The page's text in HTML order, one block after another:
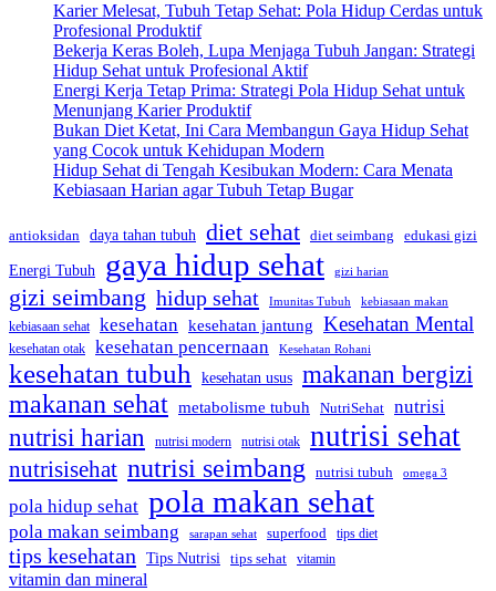
Karier Melesat, Tubuh Tetap Sehat: Pola Hidup Cerdas untuk
Profesional Produktif
Bekerja Keras Boleh, Lupa Menjaga Tubuh Jangan: Strategi
Hidup Sehat untuk Profesional Aktif
Energi Kerja Tetap Prima: Strategi Pola Hidup Sehat untuk
Menunjang Karier Produktif
Bukan Diet Ketat, Ini Cara Membangun Gaya Hidup Sehat
yang Cocok untuk Kehidupan Modern
Hidup Sehat di Tengah Kesibukan Modern: Cara Menata
Kebiasaan Harian agar Tubuh Tetap Bugar
antioksidan daya tahan tubuh diet sehat diet seimbang edukasi gizi
Energi Tubuh gaya hidup sehat gizi harian
gizi seimbang hidup sehat Imunitas Tubuh kebiasaan makan
kebiasaan sehat kesehatan kesehatan jantung Kesehatan Mental
kesehatan otak kesehatan pencernaan Kesehatan Rohani
kesehatan tubuh kesehatan usus makanan bergizi
makanan sehat metabolisme tubuh NutriSehat nutrisi
nutrisi harian nutrisi modern nutrisi otak nutrisi sehat
nutrisisehat nutrisi seimbang nutrisi tubuh omega 3
pola hidup sehat pola makan sehat
pola makan seimbang sarapan sehat superfood tips diet
tips kesehatan Tips Nutrisi tips sehat vitamin
vitamin dan mineral